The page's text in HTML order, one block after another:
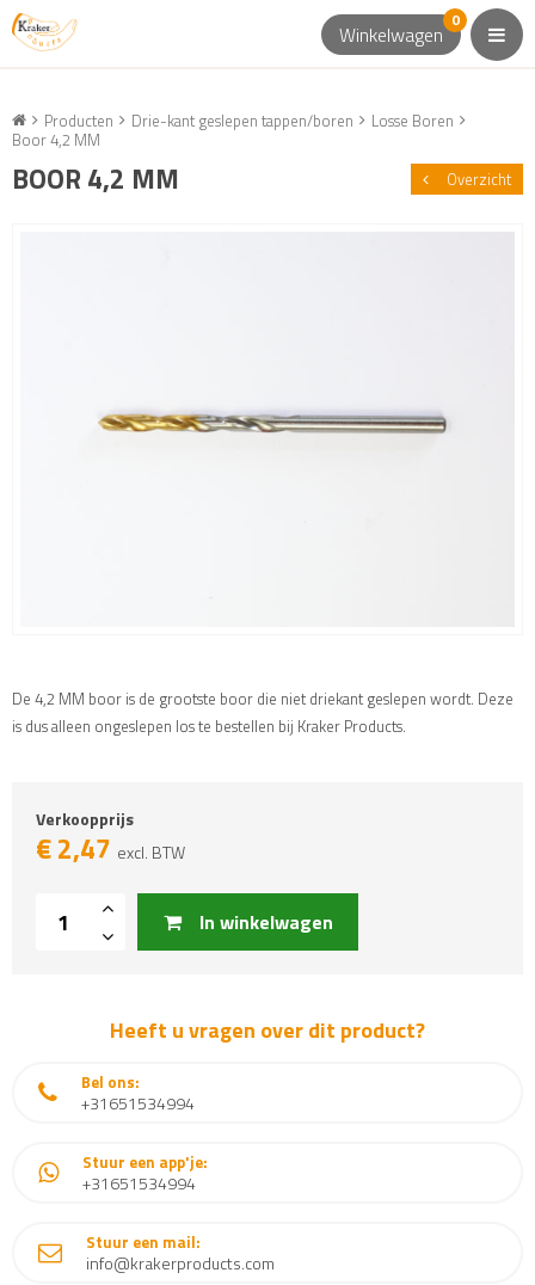
Winkelwagen
0
Producten Drie-kant geslepen tappen/boren
Losse Boren
Boor 4,2 MM
BOOR 4,2 MM Overzicht
De 4,2 MM boor is de grootste boor die niet driekant geslepen wordt. Deze
is dus alleen ongeslepen los te bestellen bij Kraker Products.
Verkoopprijs
€2,47 excl. BTW
In winkelwagen
Heeft u vragen over dit product?
Bel ons:
+31651534994
Stuur een app'je:
+31651534994
Stuur een mail:
info@krakerproducts.com